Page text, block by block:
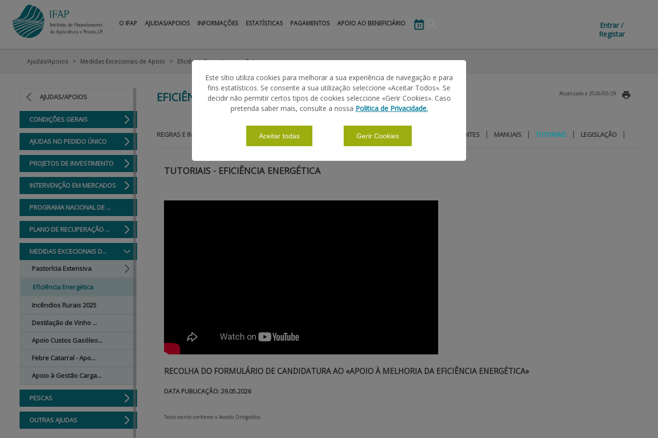
O IFAP AJUDAS/APOIOS INFORMAÇÕES ESTATÍSTICAS PAGAMENTOS APOIO AO BENEFICIÁRIO
Entrar /
Registar
AJUDAS/APOIOS
CONDIÇÕES GERAIS
AJUDAS NO PEDIDO ÚNICO
PROJETOS DE INVESTIMENTO
INTERVENÇÃO EM MERCADOS
PROGRAMA NACIONAL DE ...
PLANO DE RECUPERAÇÃO ...
MEDIDAS EXCECIONAIS D...
Pastorícia Extensiva
Eficiência Energética
Incêndios Rurais 2025
Destilação de Vinho ...
Apoio Custos Gasóleo...
Febre Catarral - Apo...
Apoio à Gestão Carga...
PESCAS
OUTRAS AJUDAS
Ajudas/Apoios Medidas Excecionais de Apoio Eficiência Energética Tutoriais
EFICIÊNCIA ENERGÉTICA
REGRAS E INFORMAÇÕES BÁSICAS | CANDIDATURA E PAGAMENTO | AVISO | PERGUNTAS FREQUENTES | MANUAIS | TUTORIAIS | LEGISLAÇÃO |
Atualizado a 2026/05/29
TUTORIAIS - EFICIÊNCIA ENERGÉTICA
RECOLHA DO FORMULÁRIO DE CANDIDATURA AO «APOIO À MELHORIA DA EFICIÊNCIA ENERGÉTICA»
DATA PUBLICAÇÃO: 29.05.2026
Texto escrito conforme o Acordo Ortográfico.
Este sítio utiliza cookies para melhorar a sua experiência de navegação e para
fins estatísticos. Se consente a sua utilização seleccione «Aceitar Todos». Se
decidir não permitir certos tipos de cookies seleccione «Gerir Cookies». Caso
pretenda saber mais, consulte a nossa Politica de Privacidade.
Aceitar todas Gerir Cookies